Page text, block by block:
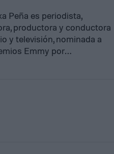
Peña es periodista,
productora y conductora
y televisión, nominada a
Emmy por…